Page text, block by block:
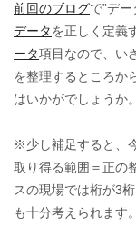
前回のブログで”デ
データを正しく定義
ータ項目なので、い
を整理するところか
はいかがでしょうか。
※少し補足すると、
取り得る範囲＝正の
スの現場では桁が3
も十分考えられます